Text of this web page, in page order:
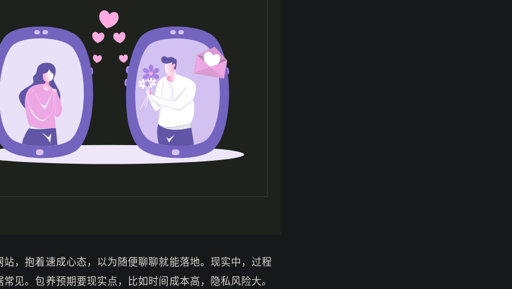
站，抱着速成心态，以为随便聊聊就能落地。现实中，过程
见。包养预期要现实点，比如时间成本高，隐私风险大。